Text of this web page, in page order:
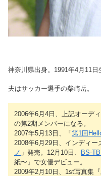
神奈川県出身。1991年4月11日
夫はサッカー選手の柴崎岳。
2006年6月4日、上記オーデ
の第2期メンバーになる。
2007年5月13日、「第1回
2008年6月29日、インディ
ノ 」発売。12月10日、 BS-
紙〜』で女優デビュー。
2009年2月10日、1st写真集